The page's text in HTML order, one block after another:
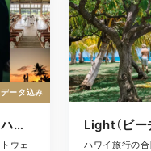
今だけ最大11万円OFF！憧れのハワイフォト
ウェ
ータ込み
Light（ビー
ハワイ旅行の